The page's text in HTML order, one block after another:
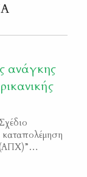
ανάγκης
καταπολέμηση